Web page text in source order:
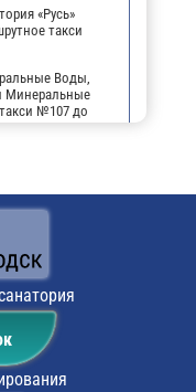
«Русь»
такси
Воды,
Минеральные
№107 до
воды,
остановки